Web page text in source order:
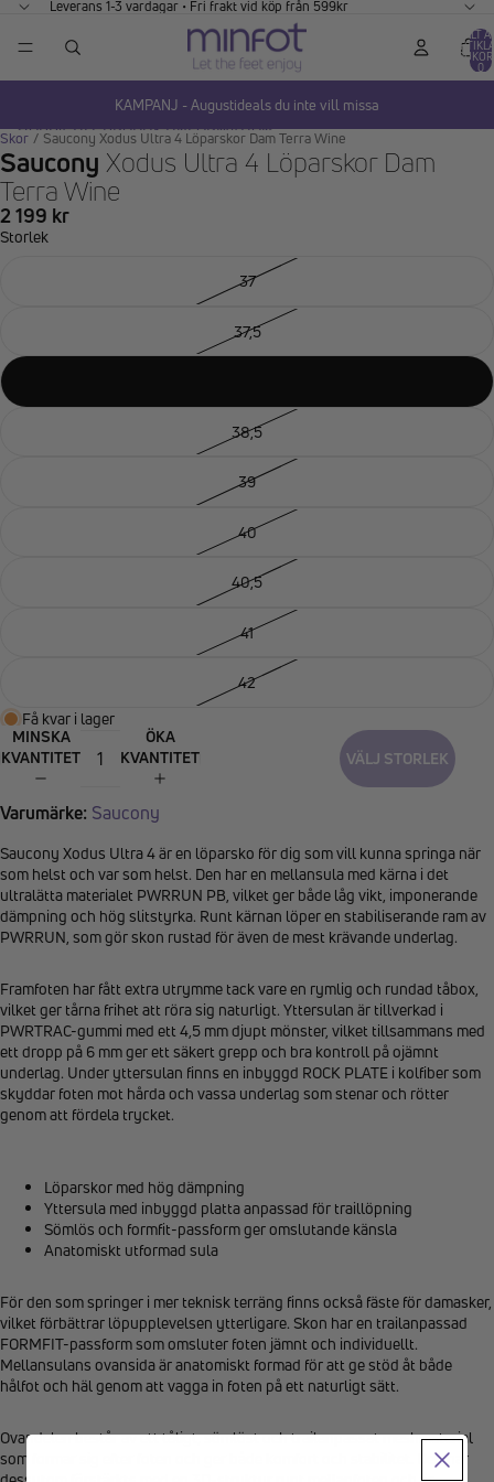
Leverans 1-3 vardagar • Fri frakt vid köp från 599kr
TOTALT
0
KAMPANJ - Augustideals du inte vill missa
HOPPA TILL PRODUKTINFORMATION
Skor / Saucony Xodus Ultra 4 Löparskor Dam Terra Wine
Saucony Xodus Ultra 4 Löparskor Dam
Terra Wine
2 199 kr
Storlek
37
37,5
38,5
39
40
40,5
41
42
Få kvar i lager
MINSKA
KVANTITET
ÖKA
KVANTITET
VÄLJ STORLEK
Varumärke: Saucony
Saucony Xodus Ultra 4 är en löparsko för dig som vill kunna springa när
som helst och var som helst. Den har en mellansula med kärna i det
ultralätta materialet PWRRUN PB, vilket ger både låg vikt, imponerande
dämpning och hög slitstyrka. Runt kärnan löper en stabiliserande ram av
PWRRUN, som gör skon rustad för även de mest krävande underlag.
Framfoten har fått extra utrymme tack vare en rymlig och rundad tåbox,
vilket ger tårna frihet att röra sig naturligt. Yttersulan är tillverkad i
PWRTRAC-gummi med ett 4,5 mm djupt mönster, vilket tillsammans med
ett dropp på 6 mm ger ett säkert grepp och bra kontroll på ojämnt
underlag. Under yttersulan finns en inbyggd ROCK PLATE i kolfiber som
skyddar foten mot hårda och vassa underlag som stenar och rötter
genom att fördela trycket.
Löparskor med hög dämpning
Yttersula med inbyggd platta anpassad för traillöpning
Sömlös och formfit-passform ger omslutande känsla
Anatomiskt utformad sula
För den som springer i mer teknisk terräng finns också fäste för damasker,
vilket förbättrar löpupplevelsen ytterligare. Skon har en trailanpassad
FORMFIT-passform som omsluter foten jämnt och individuellt.
Mellansulans ovansida är anatomiskt formad för att ge stöd åt både
hålfot och häl genom att vagga in foten på ett naturligt sätt.
Ovandelen består av ett tåligt, sömlöst och trailanpassat meshmaterial
som formar sig efter foten och ger både komfort och stabilitet. Den har